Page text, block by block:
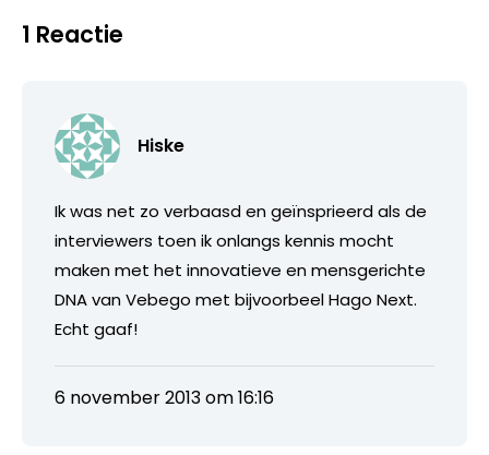
1 Reactie
Hiske
Ik was net zo verbaasd en geïnsprieerd als de
interviewers toen ik onlangs kennis mocht
maken met het innovatieve en mensgerichte
DNA van Vebego met bijvoorbeel Hago Next.
Echt gaaf!
6 november 2013 om 16:16